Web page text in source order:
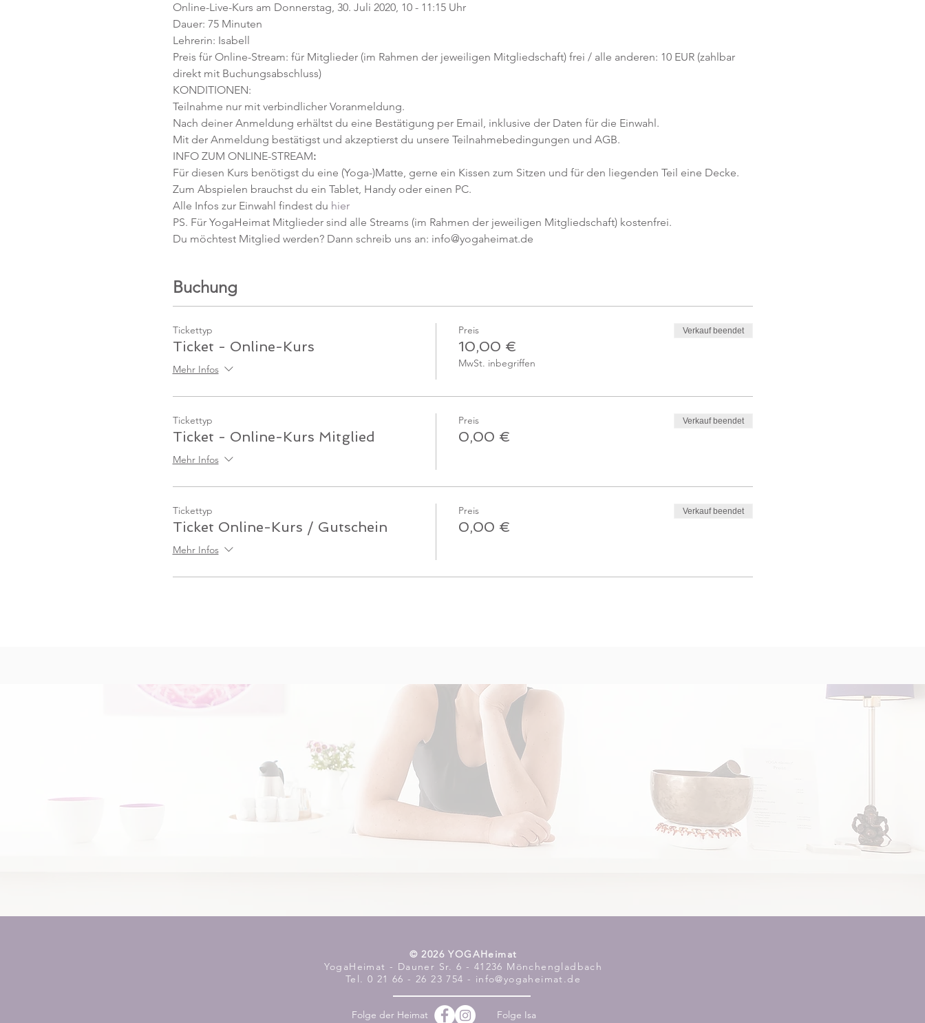
Online-Live-Kurs am Donnerstag, 30. Juli 2020, 10 - 11:15 Uhr
Dauer: 75 Minuten
Lehrerin: Isabell
Preis für Online-Stream: für Mitglieder (im Rahmen der jeweiligen Mitgliedschaft) frei / alle anderen: 10 EUR (zahlbar
direkt mit Buchungsabschluss)
KONDITIONEN:
Teilnahme nur mit verbindlicher Voranmeldung.
Nach deiner Anmeldung erhältst du eine Bestätigung per Email, inklusive der Daten für die Einwahl.
Mit der Anmeldung bestätigst und akzeptierst du unsere Teilnahmebedingungen und AGB.
INFO ZUM ONLINE-STREAM:
Für diesen Kurs benötigst du eine (Yoga-)Matte, gerne ein Kissen zum Sitzen und für den liegenden Teil eine Decke.
Zum Abspielen brauchst du ein Tablet, Handy oder einen PC.
Alle Infos zur Einwahl findest du hier
PS. Für YogaHeimat Mitglieder sind alle Streams (im Rahmen der jeweiligen Mitgliedschaft) kostenfrei.
Du möchtest Mitglied werden? Dann schreib uns an: info@yogaheimat.de
Buchung
Tickettyp
Ticket - Online-Kurs
Mehr Infos
Preis
10,00 €
MwSt. inbegriffen
Verkauf beendet
Tickettyp
Ticket - Online-Kurs Mitglied
Mehr Infos
Preis
0,00 €
Verkauf beendet
Tickettyp
Ticket Online-Kurs / Gutschein
Mehr Infos
Preis
0,00 €
Verkauf beendet
​© 2026 YOGAHeimat
YogaHeimat - Dauner Sr. 6 - 41236 Mönchengladbach
Tel. 0 21 66 - 26 23 754 - info@yogaheimat.de
Folge der Heimat Folge Isa